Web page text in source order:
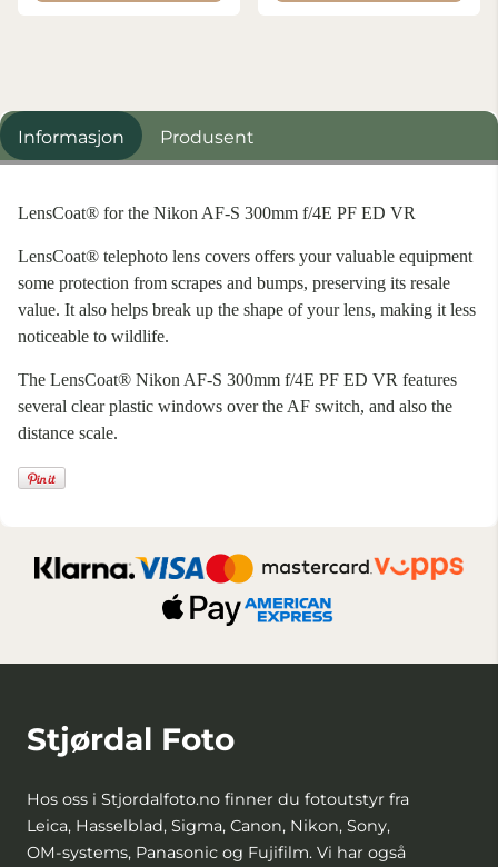
Informasjon Produsent
LensCoat® for the Nikon AF-S 300mm f/4E PF ED VR
LensCoat® telephoto lens covers offers your valuable equipment
some protection from scrapes and bumps, preserving its resale
value. It also helps break up the shape of your lens, making it less
noticeable to wildlife.
The LensCoat® Nikon AF-S 300mm f/4E PF ED VR features
several clear plastic windows over the AF switch, and also the
distance scale.
Stjørdal Foto
Hos oss i Stjordalfoto.no finner du fotoutstyr fra
Leica, Hasselblad, Sigma, Canon, Nikon, Sony,
OM-systems, Panasonic og Fujifilm. Vi har også